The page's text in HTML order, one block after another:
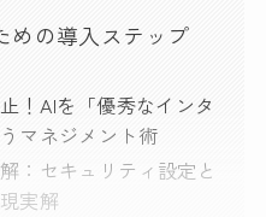
めの導入ステップ
！AIを「優秀なインタ
マネジメント術
：セキュリティ設定と
実解